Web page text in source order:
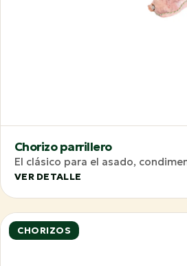
Chorizo parrillero
El clásico para el asado,
VER DETALLE
CHORIZOS